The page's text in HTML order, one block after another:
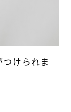
けられま